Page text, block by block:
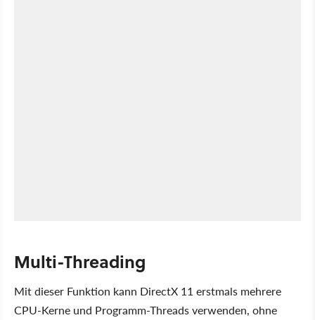
Multi-Threading
Mit dieser Funktion kann DirectX 11 erstmals mehrere
CPU-Kerne und Programm-Threads verwenden, ohne